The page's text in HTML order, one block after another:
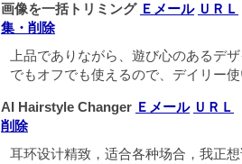
画像を一括トリミング Ｅメール ＵＲＬ
集・削除
上品でありながら、遊び心のあるデ
でもオフでも使えるので、デイリー
AI Hairstyle Changer Ｅメール ＵＲＬ
削除
耳环设计精致，适合各种场合，我正